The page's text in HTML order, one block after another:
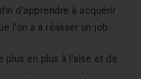
d'apprendre à acquérir
l'on a à réaliser un job.
plus en plus à l'aise et de
pratiquer pour devenir